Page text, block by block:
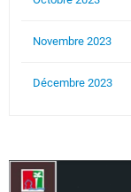
Novembre 2023
Décembre 2023